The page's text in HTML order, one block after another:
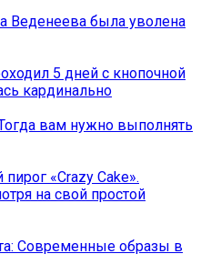
Веденеева была уволена
5 дней с кнопочной
кардинально
вам нужно выполнять
«Crazy Cake».
на свой простой
Современные образы в